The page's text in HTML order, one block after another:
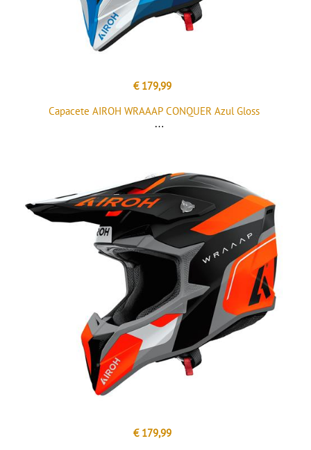
€ 179,99
Capacete AIROH WRAAAP CONQUER Azul Gloss
€ 179,99